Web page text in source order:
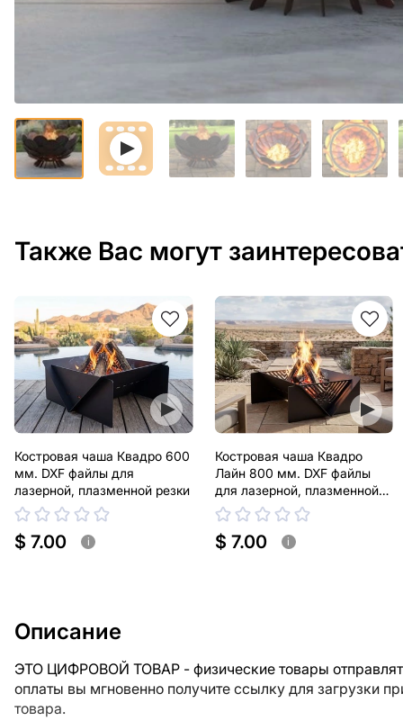
Также Вас могут
Костровая чаша Квадро 600
мм. DXF файлы для
лазерной, плазменной резки
$ 7.00 i
Костровая чаша Квадро
Лайн 800 мм. DXF файлы
для лазерной, плазменной
резки
$ 7.00 i
Описание
ЭТО ЦИФРОВОЙ ТОВАР - физические товары
оплаты вы мгновенно получите ссылку для загрузки
товара.